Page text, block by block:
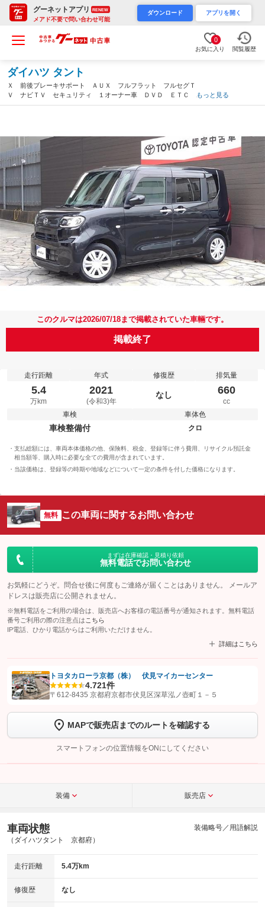
グーネットアプリ RENEW
メアド不要で問い合わせ可能
ダウンロード アプリを開く
0
お気に入り 閲覧履歴
ダイハツ タント
Ｘ 前後ブレーキサポート ＡＵＸ フルフラット フルセグＴ
Ｖ ナビＴＶ セキュリティ １オーナー車 ＤＶＤ ＥＴＣ ア
イドリングストップ機能 横滑防止装置 ＬＥＤヘッドライト ス
もっと見る
このクルマは2026/07/18まで掲載されていた車輛です。
掲載終了
走行距離
5.4
万km
年式
2021
(令和3)年
修復歴
なし
排気量
660
cc
車検
車検整備付
車体色
クロ
支払総額には、車両本体価格の他、保険料、税金、登録等に伴う費用、リサイクル預託金
相当額等、購入時に必要な全ての費用が含まれています。
当該価格は、登録等の時期や地域などについて一定の条件を付した価格になります。
無料 この車両に関するお問い合わせ
まずは在庫確認・見積り依頼
無料電話でお問い合わせ
お気軽にどうぞ。問合せ後に何度もご連絡が届くことはありません。 メールア
ドレスは販売店に公開されません。
※無料電話をご利用の場合は、販売店へお客様の電話番号が通知されます。無料電話
番号ご利用の際の注意点は こちら
IP電話、ひかり電話からはご利用いただけません。
詳細はこちら
【STEP1】認証画面でグーネットを友だち追加してから「許可する」ボタンを押
トーク画面で
ボタンをタップして問い合わせを
完了してください。
こちら
トヨタカローラ京都（株） 伏見マイカーセンター
4.721件
〒612-8435 京都府京都市伏見区深草泓ノ壺町１－５
MAPで販売店までのルートを確認する
スマートフォンの位置情報をONにしてください
装備 販売店
車両状態
（ダイハツタント 京都府）
装備略号／用語解説
走行距離 5.4万km
修復歴 なし